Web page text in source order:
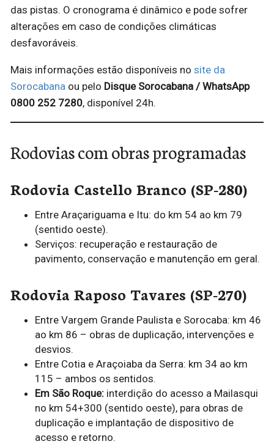
das pistas. O cronograma é dinâmico e pode sofrer
alterações em caso de condições climáticas
desfavoráveis.
Mais informações estão disponíveis no site da
Sorocabana ou pelo Disque Sorocabana / WhatsApp
0800 252 7280, disponível 24h.
Rodovias com obras programadas
Rodovia Castello Branco (SP-280)
Entre Araçariguama e Itu: do km 54 ao km 79
(sentido oeste).
Serviços: recuperação e restauração de
pavimento, conservação e manutenção em geral.
Rodovia Raposo Tavares (SP-270)
Entre Vargem Grande Paulista e Sorocaba: km 46
ao km 86 – obras de duplicação, intervenções e
desvios.
Entre Cotia e Araçoiaba da Serra: km 34 ao km
115 – ambos os sentidos.
Em São Roque: interdição do acesso a Mailasqui
no km 54+300 (sentido oeste), para obras de
duplicação e implantação de dispositivo de
acesso e retorno.